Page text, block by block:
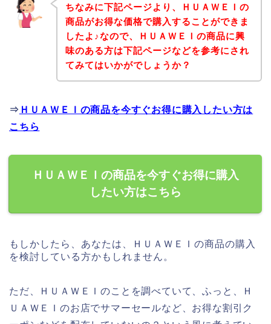
ちなみに下記ページより、ＨＵＡＷＥＩの
商品がお得な価格で購入することができま
したよ♪なので、ＨＵＡＷＥＩの商品に興
味のある方は下記ページなどを参考にされ
てみてはいかがでしょうか？
⇒ ＨＵＡＷＥＩの商品を今すぐお得に購入したい方は
こちら
ＨＵＡＷＥＩの商品を今すぐお得に購入
したい方はこちら
もしかしたら、あなたは、ＨＵＡＷＥＩの商品の購入
を検討している方かもしれません。
ただ、ＨＵＡＷＥＩのことを調べていて、ふっと、Ｈ
ＵＡＷＥＩのお店でサマーセールなど、お得な割引ク